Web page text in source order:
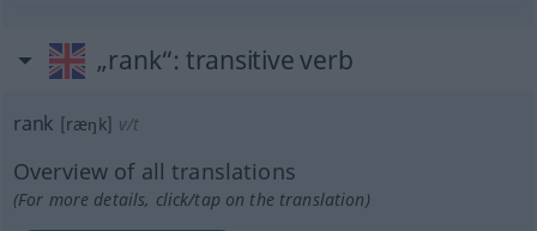
„rank“: transitive verb
rank [ræŋk] v/t
Overview of all translations
(For more details, click/tap on the translation)